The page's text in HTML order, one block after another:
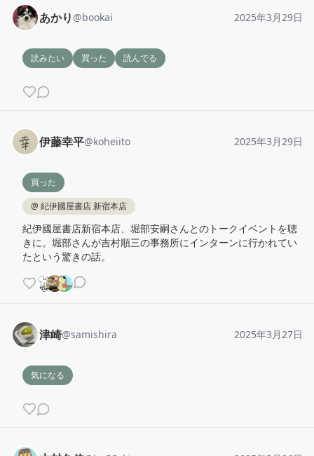
あかり @bookai 2025年3月29日
読みたい 買った 読んでる
伊藤幸平@koheiito 2025年3月29日
買った
@ 紀伊國屋書店 新宿本店
紀伊國屋書店新宿本店、堀部安嗣さんとのトークイベントを聴
きに。堀部さんが吉村順三の事務所にインターンに行かれてい
たという驚きの話。
津崎@samishira 2025年3月27日
気になる